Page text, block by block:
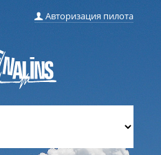
Авторизация пилота